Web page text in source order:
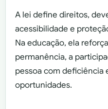
A lei define direitos,
acessibilidade e
Na educação, ela
permanência, a
pessoa com deficiência
oportunidades.